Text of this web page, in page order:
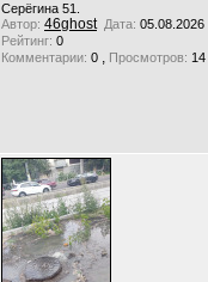
Серёгина 51.
Автор: 46ghost Дата: 05.08.2026
Рейтинг: 0
Комментарии: 0 , Просмотров: 14